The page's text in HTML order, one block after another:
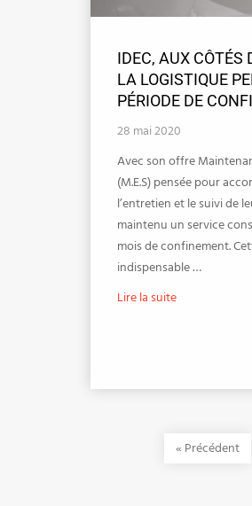
IDEC, AUX CÔTÉS
LA LOGISTIQUE
PÉRIODE DE
28 mai 2020
Avec son offre
(M.E.S) pensée pour
l’entretien et le suivi de
maintenu un service
mois de confinement.
indispensable …
Lire la suite
« Précédent